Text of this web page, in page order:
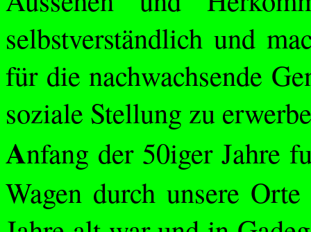
selbstverständlich und
für die nachwachsende
soziale Stellung zu
Anfang der 50iger Jahre
Wagen durch unsere